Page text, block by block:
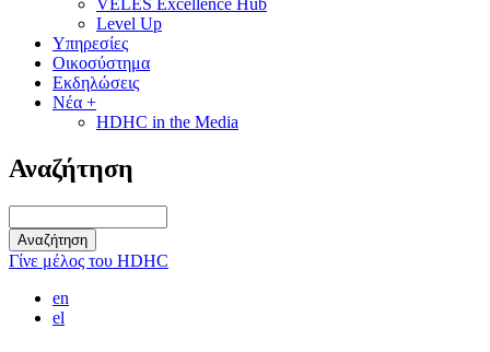
VELES Excellence Hub
Level Up
Υπηρεσίες
Οικοσύστημα
Εκδηλώσεις
Νέα +
HDHC in the Media
Αναζήτηση
Γίνε μέλος του HDHC
en
el